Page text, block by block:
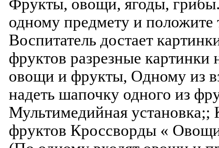
Фрукты, овощи, ягоды,
одному предмету и положите
Воспитатель достает
фруктов разрезные
овощи и фрукты, Одному из
надеть шапочку одного из
Мультимедийная
фруктов Кроссворды «